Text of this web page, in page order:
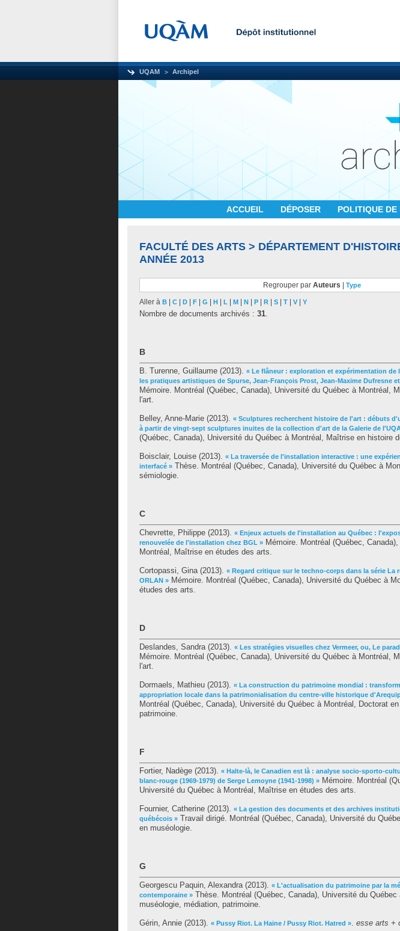
UQAM Archipel
ACCUEIL DÉPOSER POLITIQUE DE
FACULTÉ DES ARTS > DÉPARTEMENT
ANNÉE 2013
Regrouper par Auteurs Type
Aller à B C D F G H L M N P R S T V Y
Nombre de documents archivés : 31.
B
B. Turenne, Guillaume (2013). « Le flâneur : exploration et expérimentation de
les pratiques artistiques de Spurse, Jean-François Prost, Jean-Maxime Dufresne
Mémoire. Montréal (Québec, Canada), Université du Québec à Montréal,
l'art.
Belley, Anne-Marie (2013). « Sculptures recherchent histoire de l'art : débuts
à partir de vingt-sept sculptures inuites de la collection d'art de la Galerie de
(Québec, Canada), Université du Québec à Montréal, Maîtrise en histoire
Boisclair, Louise (2013). « La traversée de l'installation interactive : une
interfacé » Thèse. Montréal (Québec, Canada), Université du Québec à
sémiologie.
C
Chevrette, Philippe (2013). « Enjeux actuels de l'installation au Québec :
renouvelée de l'installation chez BGL » Mémoire. Montréal (Québec,
Montréal, Maîtrise en études des arts.
Cortopassi, Gina(2013). « Regard critique sur le techno-corps dans la série La
ORLAN » Mémoire. Montréal (Québec, Canada), Université du Québec à
études des arts.
D
Deslandes, Sandra(2013). « Les stratégies visuelles chez Vermeer, ou, Le
Mémoire. Montréal (Québec, Canada), Université du Québec à Montréal,
l'art.
Dormaels, Mathieu (2013). « La construction du patrimoine mondial :
appropriation locale dans la patrimonialisation du centre-ville historique
Montréal (Québec, Canada), Université du Québec à Montréal, Doctorat
patrimoine.
F
Fortier, Nadège (2013). « Halte-là, le Canadien est là : analyse socio-sporto-
blanc-rouge (1969-1979) de Serge Lemoyne (1941-1998) » Mémoire. Montréal
Université du Québec à Montréal, Maîtrise en études des arts.
Fournier, Catherine (2013). « La gestion des documents et des archives
québécois » Travail dirigé. Montréal (Québec, Canada), Université du
en muséologie.
G
Georgescu Paquin, Alexandra(2013). « L'actualisation du patrimoine par la
contemporaine » Thèse. Montréal (Québec, Canada), Université du
muséologie, médiation, patrimoine.
Gérin, Annie (2013). « Pussy Riot. La Haine / Pussy Riot. Hatred ». esse arts +